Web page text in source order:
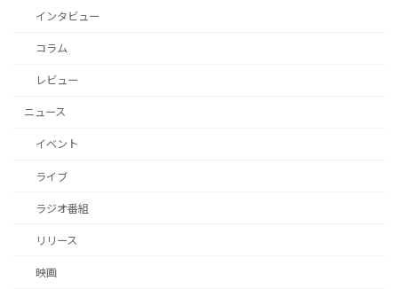
インタビュー
コラム
レビュー
ニュース
イベント
ライブ
ラジオ番組
リリース
映画